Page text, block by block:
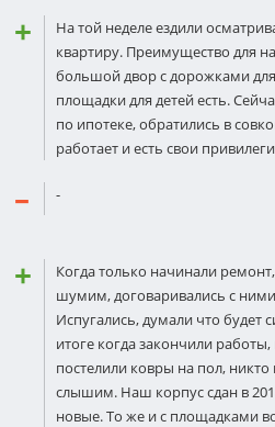
На той неделе ездили
квартиру. Преимущество для
большой двор с дорожками
площадки для детей есть.
по ипотеке, обратились в
работает и есть свои
-
Когда только начинали
шумим, договаривались с
Испугались, думали что будет
итоге когда закончили
постелили ковры на пол,
слышим. Наш корпус сдан в
новые. То же и с площадками